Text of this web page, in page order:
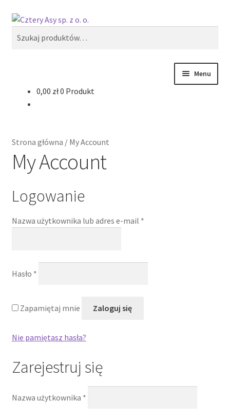
Przejdź
nawigacji
Przejdź
Szukaj
Menu
Produkty
Oferty specjalne
0,00 zł0 Produkt
Strona główna / My Account
My Account
Logowanie
Nazwa użytkownika lub adres e-mail *Wymagane
Hasło *
Zapamiętaj mnie Zaloguj się
Nie pamiętasz hasła?
Zarejestruj się
Nazwa użytkownika *